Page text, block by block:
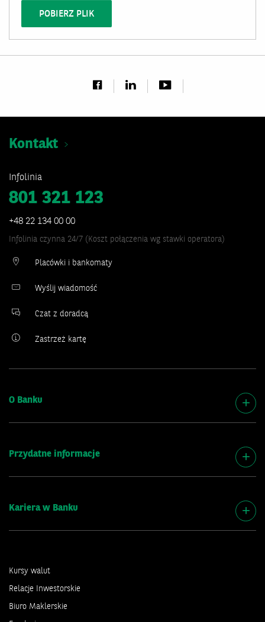
POBIERZ PLIK
Kursy walut
Relacje Inwestorskie
Biuro Maklerskie
Kontakt
Infolinia
801 321 123
+48 22 134 00 00
Infolinia czynna 24/7 (Koszt połączenia wg stawki operatora)
Placówki i bankomaty
Wyślij wiadomość
Czat z doradcą
Zastrzeż kartę
O Banku
Przydatne informacje
Kariera w Banku